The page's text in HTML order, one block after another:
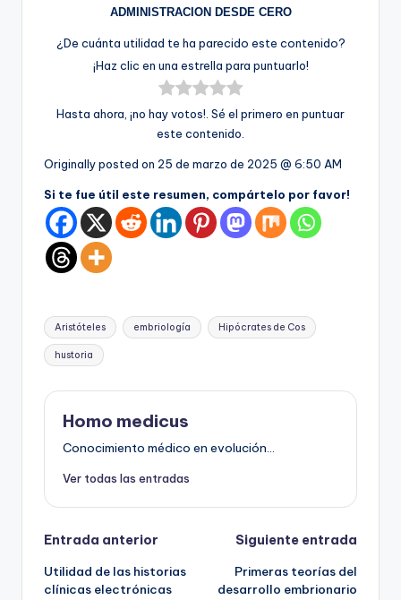
ADMINISTRACION DESDE CERO
¿De cuánta utilidad te ha parecido este contenido?
¡Haz clic en una estrella para puntuarlo!
Hasta ahora, ¡no hay votos!. Sé el primero en puntuar
este contenido.
Originally posted on 25 de marzo de 2025 @ 6:50 AM
Si te fue útil este resumen, compártelo por favor!
Etiquetas:
Aristóteles embriología Hipócrates de Cos
hustoria
Homo medicus
Conocimiento médico en evolución...
Ver todas las entradas
Navegación
de
Entrada anterior
Utilidad de las historias
clínicas electrónicas
Siguiente entrada
Primeras teorías del
desarrollo embrionario